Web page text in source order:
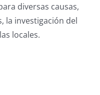
diversas causas,
la investigación del
locales.